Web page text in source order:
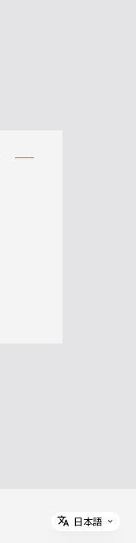
Select
日本語